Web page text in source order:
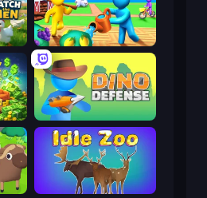
Farm Land
Hen
Dino Defense
Idle Zoo
3D